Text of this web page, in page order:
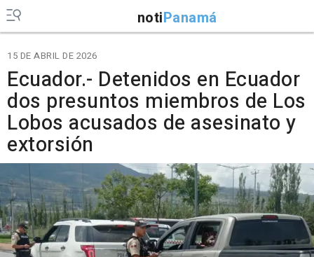
notiPanamá
15 DE ABRIL DE 2026
Ecuador.- Detenidos en Ecuador
dos presuntos miembros de Los
Lobos acusados de asesinato y
extorsión